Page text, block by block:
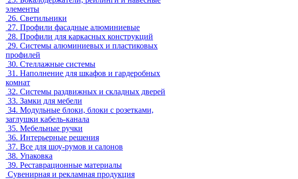
элементы
26. Светильники
27. Профили фасадные алюминиевые
28. Профили для каркасных конструкций
29. Системы алюминиевых и пластиковых
профилей
30. Стеллажные системы
31. Наполнение для шкафов и гардеробных
комнат
32. Системы раздвижных и складных дверей
33. Замки для мебели
34. Модульные блоки, блоки с розетками,
заглушки кабель-канала
35. Мебельные ручки
36. Интерьерные решения
37. Все для шоу-румов и салонов
38. Упаковка
39. Реставрационные материалы
Сувенирная и рекламная продукция